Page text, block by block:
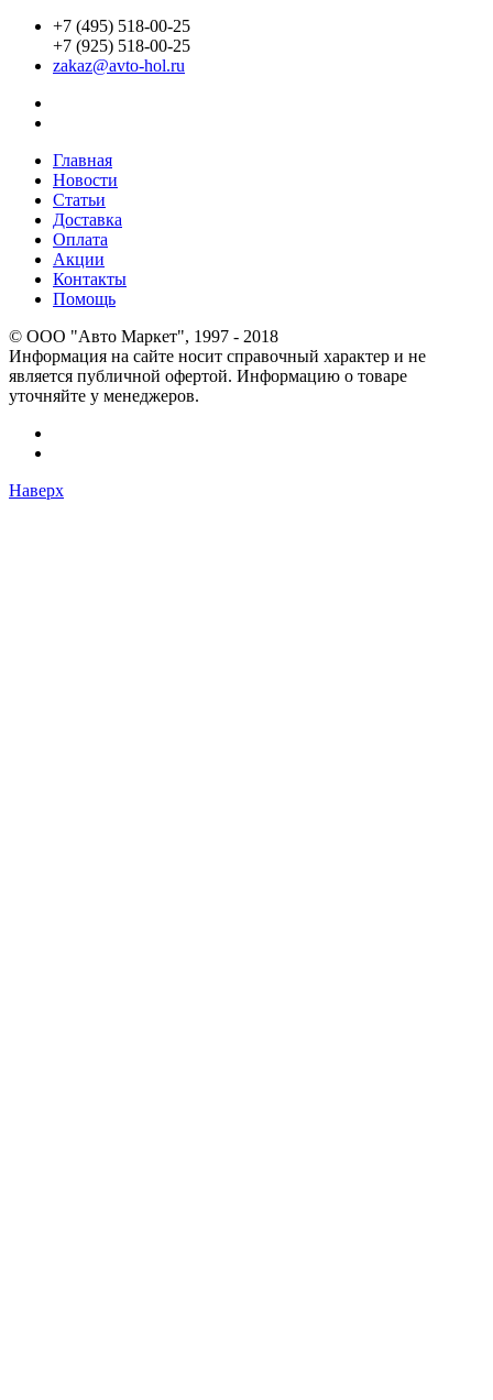
+7 (495) 518-00-25
+7 (925) 518-00-25
zakaz@avto-hol.ru
Главная
Новости
Статьи
Доставка
Оплата
Акции
Контакты
Помощь
© OOO "Авто Маркет", 1997 - 2018
Информация на сайте носит справочный характер и не
является публичной офертой. Информацию о товаре
уточняйте у менеджеров.
Наверх